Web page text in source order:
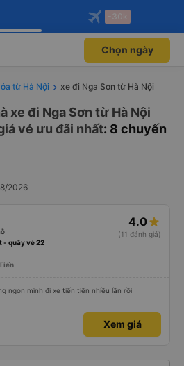
Vexere ngay!
thành viên độc
Mở app
đặt vé máy bay qua
Mở app
-30k
Chọn ngày
từ Hà Nội xe đi Nga Sơn từ Hà Nội
xe đi Nga Sơn từ Hà Nội
vé ưu đãi nhất: 8 chuyến
2026
4.0
(11 đánh giá)
- quầy vé 22
ngon mình đi xe tiến tiến nhiều lần rồi
Xem giá